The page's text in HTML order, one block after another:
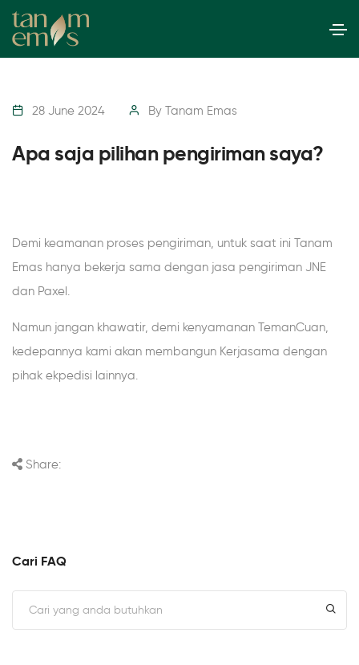
28 June 2024 By Tanam Emas
Apa saja pilihan pengiriman saya?
Demi keamanan proses pengiriman, untuk saat ini Tanam
Emas hanya bekerja sama dengan jasa pengiriman JNE
dan Paxel.
Namun jangan khawatir, demi kenyamanan TemanCuan,
kedepannya kami akan membangun Kerjasama dengan
pihak ekpedisi lainnya.
Share:
Cari FAQ